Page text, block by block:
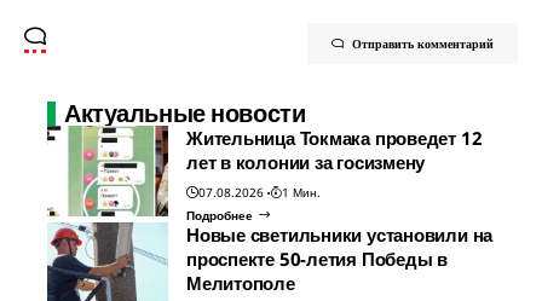
Отправить комментарий
Актуальные новости
Жительница Токмака проведет 12
лет в колонии за госизмену
07.08.2026
1 Мин.
Подробнее
Новые светильники установили на
проспекте 50-летия Победы в
Мелитополе